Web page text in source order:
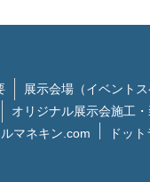
展示会場（イベント
オリジナル展示会施工
マネキン.com
ドッ